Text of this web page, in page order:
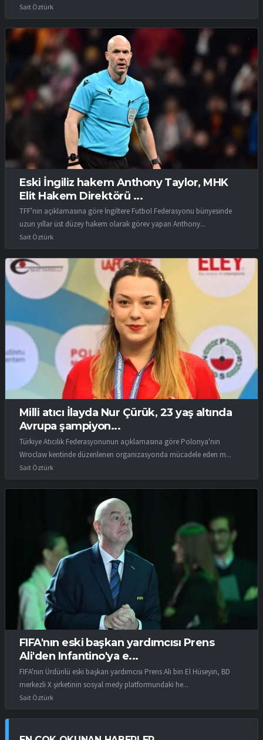
Sait Öztürk
Eski İngiliz hakem Anthony Taylor, MHK
Elit Hakem Direktörü ...
TFF'nin açıklamasına göre İngiltere Futbol Federasyonu bünyesinde
uzun yıllar üst düzey hakem olarak görev yapan Anthony...
Sait Öztürk
Milli atıcı İlayda Nur Çürük, 23 yaş altında
Avrupa şampiyon...
Türkiye Atıcılık Federasyonunun açıklamasına göre Polonya'nın
Wroclaw kentinde düzenlenen organizasyonda mücadele eden m...
Sait Öztürk
FIFA'nın eski başkan yardımcısı Prens
Ali'den Infantino'ya e...
FIFA'nın Ürdünlü eski başkan yardımcısı Prens Ali bin El Hüseyin, BD
merkezli X şirketinin sosyal medy platformundaki he...
Sait Öztürk